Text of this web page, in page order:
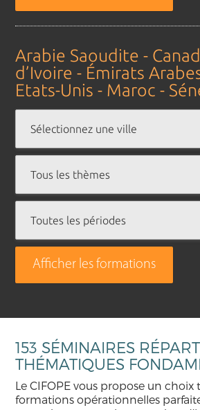
Arabie Saoudite -
d’Ivoire - Émirats
Etats-Unis - Maroc -
Afficher les formations
153 SÉMINAIRES
THÉMATIQUES
Le CIFOPE vous propose un
formations opérationnelles